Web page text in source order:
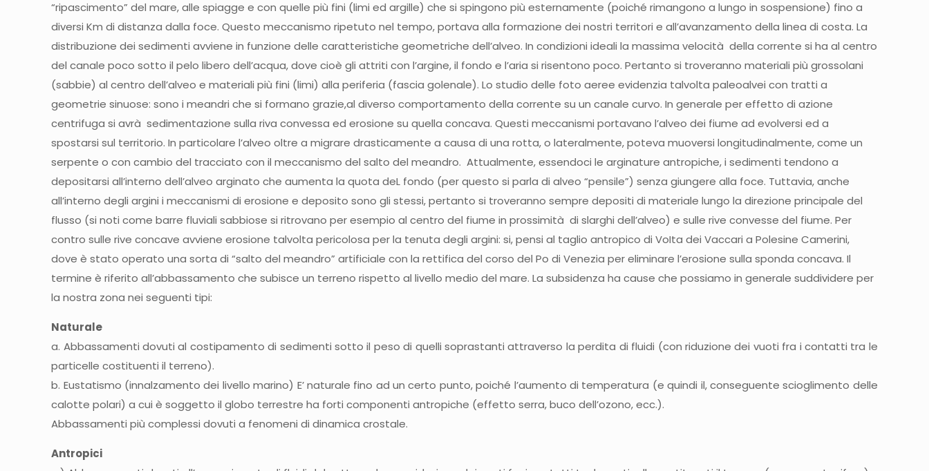
Naturale
a. Abbassamenti dovuti al costipamento di sedimenti sotto il peso di quelli soprastanti attraverso la perdita di fluidi (con riduzione dei vuoti fra i contatti tra le
particelle costituenti il terreno).
b. Eustatismo (innalzamento dei livello marino) E’ naturale fino ad un certo punto, poiché l’aumento di temperatura (e quindi il, conseguente scioglimento delle
calotte polari) a cui è soggetto il globo terrestre ha forti componenti antropiche (effetto serra, buco dell’ozono, ecc.).
Abbassamenti più complessi dovuti a fenomeni di dinamica crostale.
Antropici